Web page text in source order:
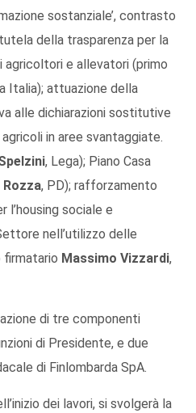
sostanziale’, contrasto
della trasparenza per la
agricoltori e allevatori (primo
Italia); attuazione della
alle dichiarazioni sostitutive
in aree svantaggiate.
, Lega); Piano Casa
Rozza, PD); rafforzamento
l’housing sociale e
nell’utilizzo delle
firmatario Massimo Vizzardi,
di tre componenti
di Presidente, e due
di Finlombarda SpA.
dei lavori, si svolgerà la